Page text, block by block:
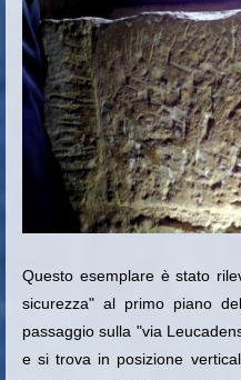
Questo esemplare è stato
sicurezza" al primo piano
passaggio sulla "via
e si trova in posizione